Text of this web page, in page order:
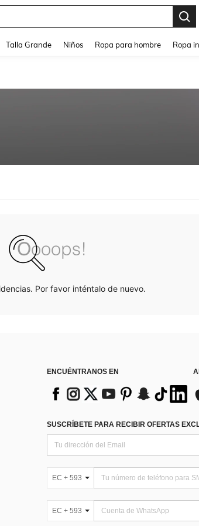
Talla Grande Niños Ropa para hombre Ropa
Por favor inténtalo de nuevo.
ENCUÉNTRANOS EN
SUSCRÍBETE PARA RECIBIR OFERTAS
EC + 593
EC + 593